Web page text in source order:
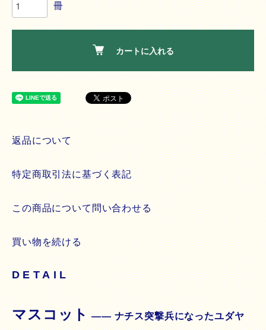
冊
カートに入れる
返品について
特定商取引法に基づく表記
この商品について問い合わせる
買い物を続ける
DETAIL
マスコット―― ナチス突撃兵になったユダヤ